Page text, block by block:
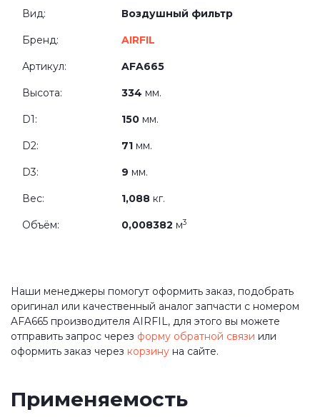
Вид: Воздушный фильтр
Бренд: AIRFIL
Артикул: AFA665
Высота: 334 мм.
D1: 150 мм.
D2: 71 мм.
D3: 9 мм.
Вес: 1,088 кг.
Объём: 0,008382 м3
Наши менеджеры помогут оформить заказ, подобрать
оригинал или качественный аналог запчасти с номером
AFA665 производителя AIRFIL, для этого вы можете
отправить запрос через форму обратной связи или
оформить заказ через корзину на сайте.
Применяемость